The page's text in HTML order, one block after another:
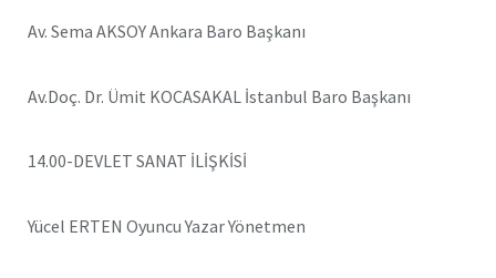
Av. Sema AKSOY Ankara Baro Başkanı
Av.Doç. Dr. Ümit KOCASAKAL İstanbul Baro Başkanı
14.00-DEVLET SANAT İLİŞKİSİ
Yücel ERTEN Oyuncu Yazar Yönetmen